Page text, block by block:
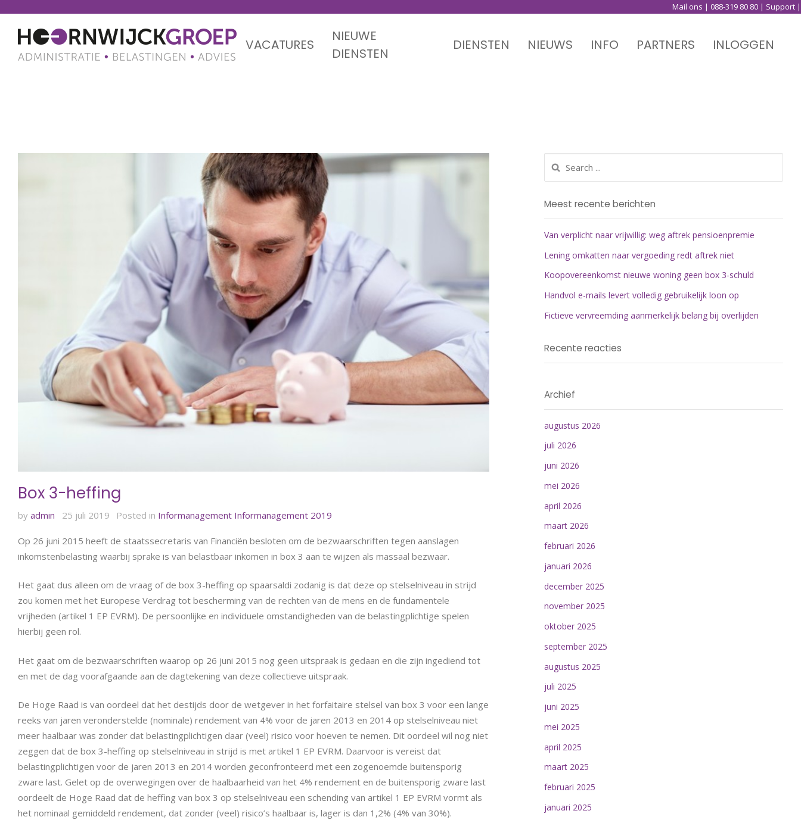
Mail ons | 088-319 80 80 | Support |
VACATURES
NIEUWE
DIENSTEN
DIENSTEN NIEUWS INFO PARTNERS INLOGGEN
Box 3-heffing
by admin 25 juli 2019 Posted in Informanagement Informanagement 2019
Op 26 juni 2015 heeft de staatssecretaris van Financiën besloten om de bezwaarschriften tegen aanslagen
inkomstenbelasting waarbij sprake is van belastbaar inkomen in box 3 aan te wijzen als massaal bezwaar.
Het gaat dus alleen om de vraag of de box 3-heffing op spaarsaldi zodanig is dat deze op stelselniveau in strijd
zou komen met het Europese Verdrag tot bescherming van de rechten van de mens en de fundamentele
vrijheden (artikel 1 EP EVRM). De persoonlijke en individuele omstandigheden van de belastingplichtige spelen
hierbij geen rol.
Het gaat om de bezwaarschriften waarop op 26 juni 2015 nog geen uitspraak is gedaan en die zijn ingediend tot
en met de dag voorafgaande aan de dagtekening van deze collectieve uitspraak.
De Hoge Raad is van oordeel dat het destijds door de wetgever in het forfaitaire stelsel van box 3 voor een lange
reeks van jaren veronderstelde (nominale) rendement van 4% voor de jaren 2013 en 2014 op stelselniveau niet
meer haalbaar was zonder dat belastingplichtigen daar (veel) risico voor hoeven te nemen. Dit oordeel wil nog niet
zeggen dat de box 3-heffing op stelselniveau in strijd is met artikel 1 EP EVRM. Daarvoor is vereist dat
belastingplichtigen voor de jaren 2013 en 2014 worden geconfronteerd met een zogenoemde buitensporig
zware last. Gelet op de overwegingen over de haalbaarheid van het 4% rendement en de buitensporig zware last
oordeelt de Hoge Raad dat de heffing van box 3 op stelselniveau een schending van artikel 1 EP EVRM vormt als
het nominaal gemiddeld rendement, dat zonder (veel) risico’s haalbaar is, lager is dan 1,2% (4% van 30%).
Meest recente berichten
Van verplicht naar vrijwillig: weg aftrek pensioenpremie
Lening omkatten naar vergoeding redt aftrek niet
Koopovereenkomst nieuwe woning geen box 3-schuld
Handvol e-mails levert volledig gebruikelijk loon op
Fictieve vervreemding aanmerkelijk belang bij overlijden
Recente reacties
Archief
augustus 2026
juli 2026
juni 2026
mei 2026
april 2026
maart 2026
februari 2026
januari 2026
december 2025
november 2025
oktober 2025
september 2025
augustus 2025
juli 2025
juni 2025
mei 2025
april 2025
maart 2025
februari 2025
januari 2025